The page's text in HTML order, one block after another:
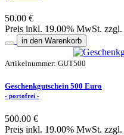
50.00 €
Preis inkl. 19.00% MwSt. zzgl.
in den Warenkorb
Artikelnummer: GUT500
Geschenkgutschein 500 Euro
- portofrei -
500.00 €
Preis inkl. 19.00% MwSt. zzgl.